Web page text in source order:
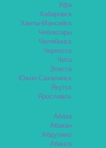
Уфа
Хабаровск
Ханты-Мансийск
Чебоксары
Челябинск
Черкесск
Чита
Элиста
Южно-Сахалинск
Якутск
Ярославль
Абаза
Абакан
Абдулино
Абинск